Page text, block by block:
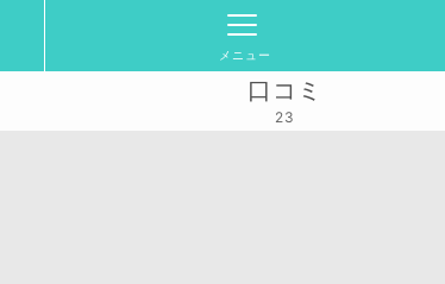
メニュー
口コミ
23
】